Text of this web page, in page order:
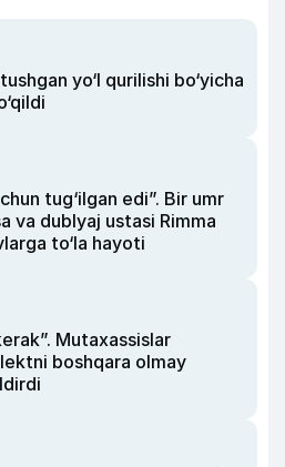
yo‘l qurilishi bo‘yicha
tug‘ilgan edi”. Bir umr
va dublyaj ustasi Rimma
to‘la hayoti
Mutaxassislar
boshqara olmay